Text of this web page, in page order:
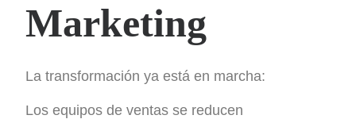
Marketing
La transformación ya está en marcha:
Los equipos de ventas se reducen